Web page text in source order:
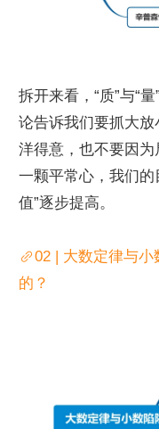
拆开来看，“质”与“
论告诉我们要抓大
洋得意，也不要因
一颗平常心，我们的
值”逐步提高。
02 | 大数定律与
的？